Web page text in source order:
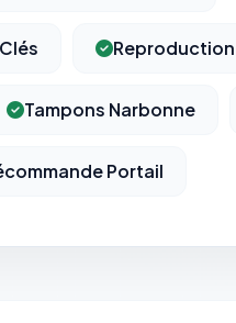
Tampons Narbonne
Portail